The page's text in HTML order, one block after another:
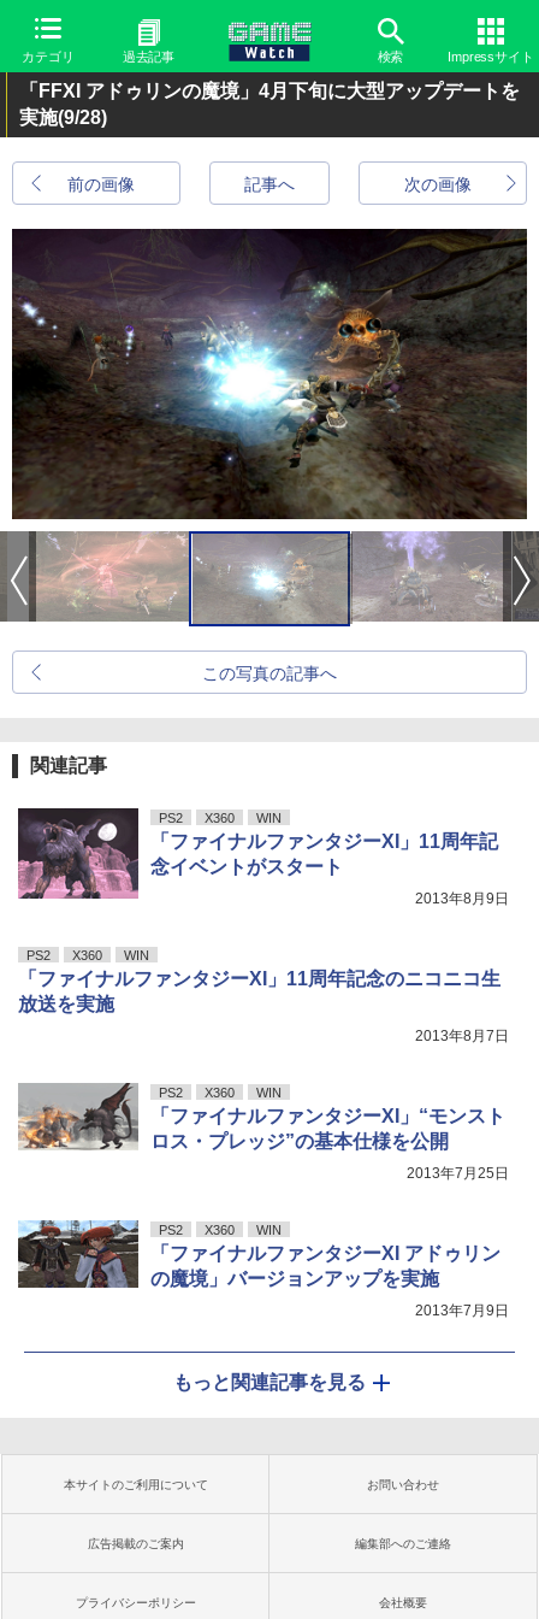
カテゴリ 過去記事 検索 Impressサイト
「FFXI アドゥリンの魔境」4月下旬に大型アップデートを
実施(9/28)
前の画像 次の画像
記事へ
この写真の記事へ
関連記事
PS2 X360 WIN
「ファイナルファンタジーXI」11周年記
念イベントがスタート
2013年8月9日
PS2 X360 WIN
「ファイナルファンタジーXI」11周年記念のニコニコ生
放送を実施
2013年8月7日
PS2 X360 WIN
「ファイナルファンタジーXI」“モンスト
ロス・プレッジ”の基本仕様を公開
2013年7月25日
PS2 X360 WIN
「ファイナルファンタジーXI アドゥリン
の魔境」バージョンアップを実施
2013年7月9日
もっと関連記事を見る
本サイトのご利用について お問い合わせ
広告掲載のご案内 編集部へのご連絡
プライバシーポリシー 会社概要